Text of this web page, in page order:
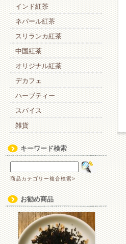
インド紅茶
ネパール紅茶
スリランカ紅茶
中国紅茶
オリジナル紅茶
デカフェ
ハーブティー
スパイス
雑貨
キーワード検索
商品カテゴリー複合検索>
お勧め商品